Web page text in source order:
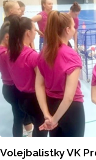
Volejbalistky VK